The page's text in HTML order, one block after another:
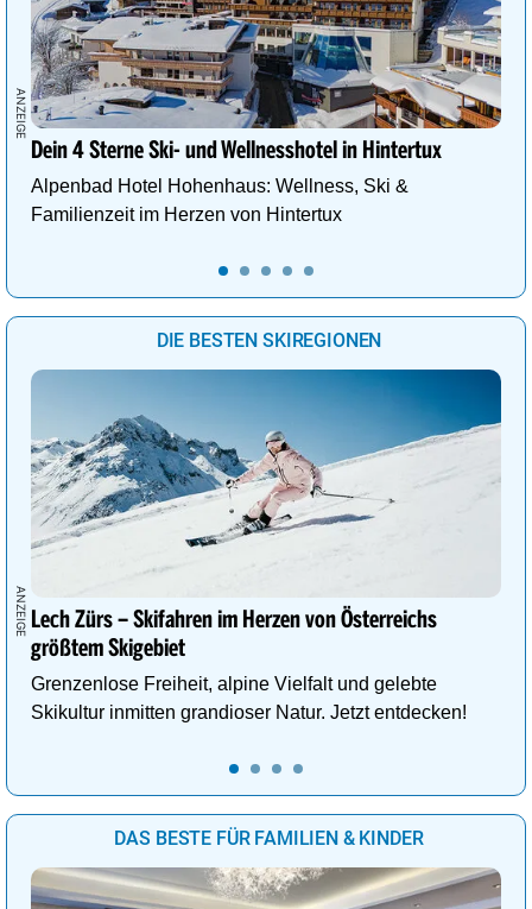
Dein 4 Sterne Ski- und Wellnesshotel in Hintertux
Alpenbad Hotel Hohenhaus: Wellness, Ski &
Familienzeit im Herzen von Hintertux
DIE BESTEN SKIREGIONEN
Lech Zürs – Skifahren im Herzen von Österreichs
größtem Skigebiet
Grenzenlose Freiheit, alpine Vielfalt und gelebte
Skikultur inmitten grandioser Natur. Jetzt entdecken!
DAS BESTE FÜR FAMILIEN & KINDER